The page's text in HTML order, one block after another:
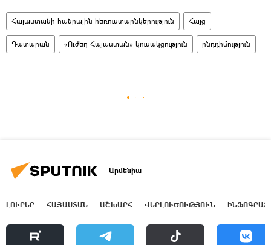
Հայաստանի հանրային հեռուստաընկերություն Հայց
Դատարան «Ուժեղ Հայաստան» կուսակցություն ընդդիմություն
Արմենիա
ԼՈՒՐԵՐ ՀԱՅԱՍՏԱՆ ԱՇԽԱՐՀ ՎԵՐԼՈՒԾՈՒԹՅՈՒՆ